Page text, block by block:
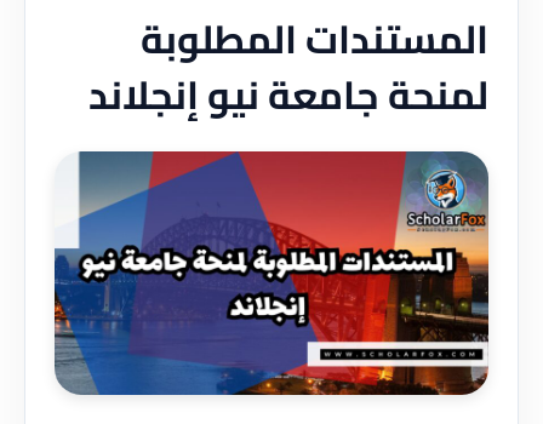
المستندات المطلوبة
لمنحة جامعة نيو إنجلاند